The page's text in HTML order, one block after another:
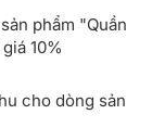
phẩm "Quần
10%
cho dòng sản